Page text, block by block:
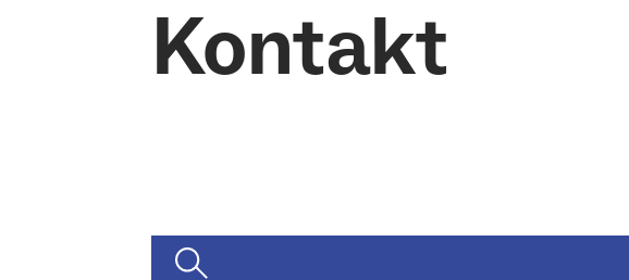
Kontakt